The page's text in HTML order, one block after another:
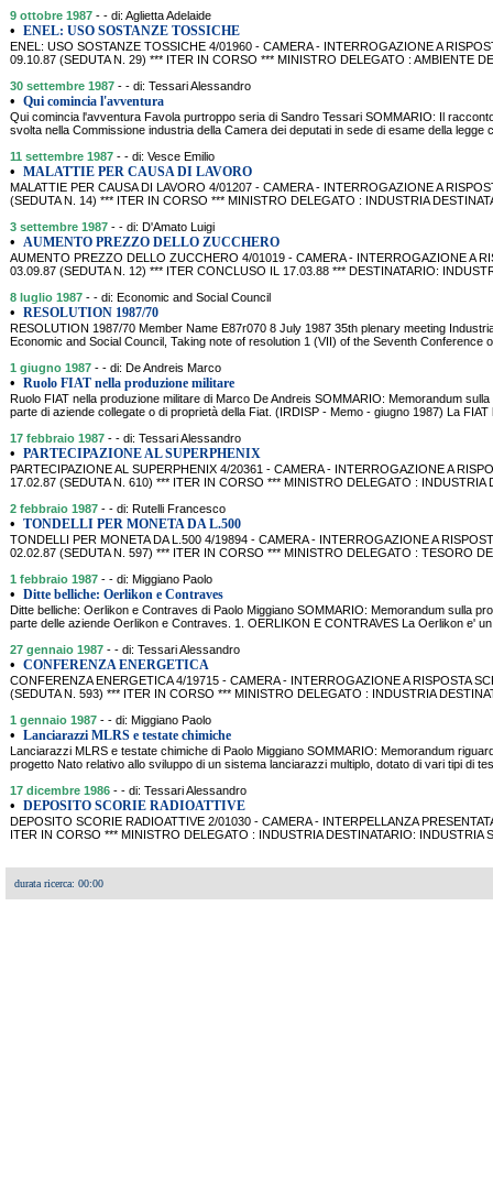
9 ottobre 1987 - - di: Aglietta Adelaide
• ENEL: USO SOSTANZE TOSSICHE
ENEL: USO SOSTANZE TOSSICHE 4/01960 - CAMERA - INTERROGAZIONE A
09.10.87 (SEDUTA N. 29) *** ITER IN CORSO *** MINISTRO DELEGATO : AMBIENTE
30 settembre 1987 - - di: Tessari Alessandro
• Qui comincia l'avventura
Qui comincia l'avventura Favola purtroppo seria di Sandro Tessari SOMMARIO: Il
svolta nella Commissione industria della Camera dei deputati in sede di esame della legge
11 settembre 1987 - - di: Vesce Emilio
• MALATTIE PER CAUSA DI LAVORO
MALATTIE PER CAUSA DI LAVORO 4/01207 - CAMERA - INTERROGAZIONE A
(SEDUTA N. 14) *** ITER IN CORSO *** MINISTRO DELEGATO : INDUSTRIA
3 settembre 1987 - - di: D'Amato Luigi
• AUMENTO PREZZO DELLO ZUCCHERO
AUMENTO PREZZO DELLO ZUCCHERO 4/01019 - CAMERA - INTERROGAZIONE A
03.09.87 (SEDUTA N. 12) *** ITER CONCLUSO IL 17.03.88 *** DESTINATARIO:
8 luglio 1987 - - di: Economic and Social Council
• RESOLUTION 1987/70
RESOLUTION 1987/70 Member Name E87r070 8 July 1987 35th plenary meeting
Economic and Social Council, Taking note of resolution 1 (VII) of the Seventh Conference
1 giugno 1987 - - di: De Andreis Marco
• Ruolo FIAT nella produzione militare
Ruolo FIAT nella produzione militare di Marco De Andreis SOMMARIO: Memorandum
parte di aziende collegate o di proprietà della Fiat. (IRDISP - Memo - giugno 1987) La
17 febbraio 1987 - - di: Tessari Alessandro
• PARTECIPAZIONE AL SUPERPHENIX
PARTECIPAZIONE AL SUPERPHENIX 4/20361 - CAMERA - INTERROGAZIONE A
17.02.87 (SEDUTA N. 610) *** ITER IN CORSO *** MINISTRO DELEGATO : INDUSTRIA
2 febbraio 1987 - - di: Rutelli Francesco
• TONDELLI PER MONETA DA L.500
TONDELLI PER MONETA DA L.500 4/19894 - CAMERA - INTERROGAZIONE A
02.02.87 (SEDUTA N. 597) *** ITER IN CORSO *** MINISTRO DELEGATO : TESORO
1 febbraio 1987 - - di: Miggiano Paolo
• Ditte belliche: Oerlikon e Contraves
Ditte belliche: Oerlikon e Contraves di Paolo Miggiano SOMMARIO: Memorandum sulla
parte delle aziende Oerlikon e Contraves. 1. OERLIKON E CONTRAVES La Oerlikon e'
27 gennaio 1987 - - di: Tessari Alessandro
• CONFERENZA ENERGETICA
CONFERENZA ENERGETICA 4/19715 - CAMERA - INTERROGAZIONE A RISPOSTA
(SEDUTA N. 593) *** ITER IN CORSO *** MINISTRO DELEGATO : INDUSTRIA
1 gennaio 1987 - - di: Miggiano Paolo
• Lanciarazzi MLRS e testate chimiche
Lanciarazzi MLRS e testate chimiche di Paolo Miggiano SOMMARIO: Memorandum
progetto Nato relativo allo sviluppo di un sistema lanciarazzi multiplo, dotato di vari tipi di
17 dicembre 1986 - - di: Tessari Alessandro
• DEPOSITO SCORIE RADIOATTIVE
DEPOSITO SCORIE RADIOATTIVE 2/01030 - CAMERA - INTERPELLANZA
ITER IN CORSO *** MINISTRO DELEGATO : INDUSTRIA DESTINATARIO: INDUSTRIA
durata ricerca: 00:00